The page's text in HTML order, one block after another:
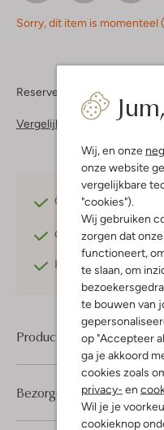
Wij, en onze
onze website
vergelijkbare
"cookies").
Wij gebruiken
zorgen dat
functioneert,
te slaan, om
te bouwen van
op "Accepteer
ga je akkoord
cookies zoals
privacy- en
Wil je je
cookieknop
Sorry, dit item is momenteel
Reserveer direct in een van
Vergelijkbare items
Gratis verzending
Gratis retourneren
Betaal achteraf met
Product informatie
Bezorgen & retourneren